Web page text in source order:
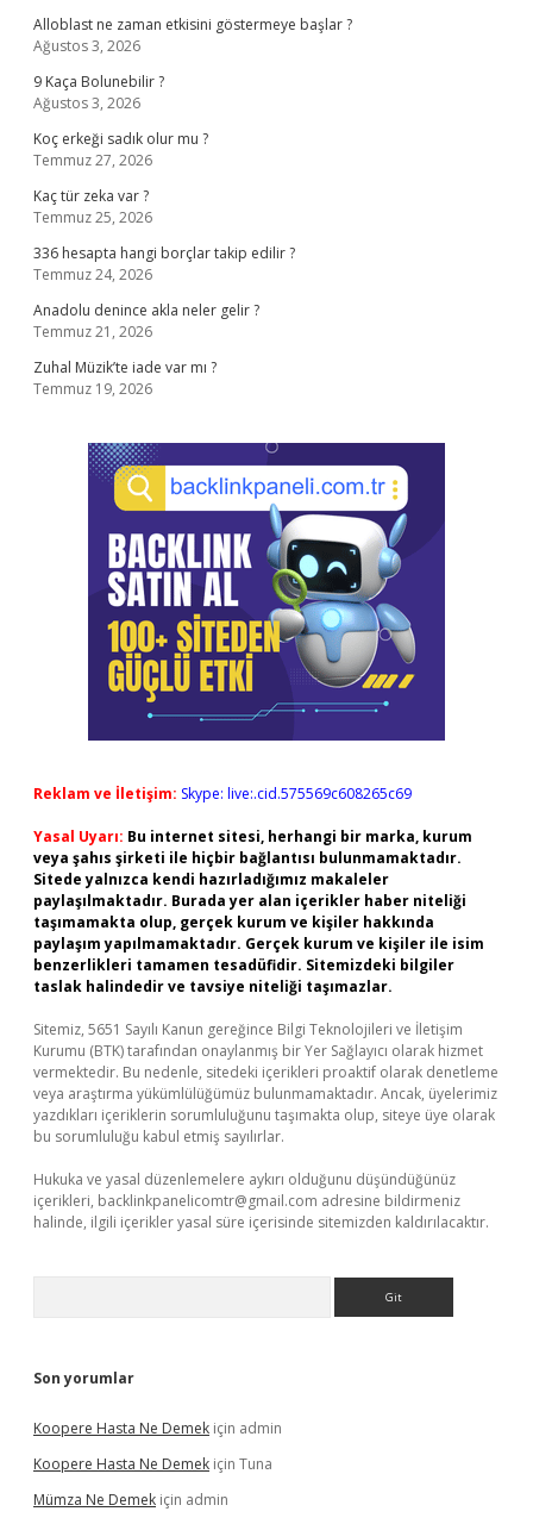
Alloblast ne zaman etkisini göstermeye başlar ?
Ağustos 3, 2026
9 Kaça Bolunebilir ?
Ağustos 3, 2026
Koç erkeği sadık olur mu ?
Temmuz 27, 2026
Kaç tür zeka var ?
Temmuz 25, 2026
336 hesapta hangi borçlar takip edilir ?
Temmuz 24, 2026
Anadolu denince akla neler gelir ?
Temmuz 21, 2026
Zuhal Müzik’te iade var mı ?
Temmuz 19, 2026
Reklam ve İletişim: Skype: live:.cid.575569c608265c69
Yasal Uyarı: Bu internet sitesi, herhangi bir marka, kurum
veya şahıs şirketi ile hiçbir bağlantısı bulunmamaktadır.
Sitede yalnızca kendi hazırladığımız makaleler
paylaşılmaktadır. Burada yer alan içerikler haber niteliği
taşımamakta olup, gerçek kurum ve kişiler hakkında
paylaşım yapılmamaktadır. Gerçek kurum ve kişiler ile isim
benzerlikleri tamamen tesadüfidir. Sitemizdeki bilgiler
taslak halindedir ve tavsiye niteliği taşımazlar.
Sitemiz, 5651 Sayılı Kanun gereğince Bilgi Teknolojileri ve İletişim
Kurumu (BTK) tarafından onaylanmış bir Yer Sağlayıcı olarak hizmet
vermektedir. Bu nedenle, sitedeki içerikleri proaktif olarak denetleme
veya araştırma yükümlülüğümüz bulunmamaktadır. Ancak, üyelerimiz
yazdıkları içeriklerin sorumluluğunu taşımakta olup, siteye üye olarak
bu sorumluluğu kabul etmiş sayılırlar.
Hukuka ve yasal düzenlemelere aykırı olduğunu düşündüğünüz
içerikleri, backlinkpanelicomtr@gmail.com adresine bildirmeniz
halinde, ilgili içerikler yasal süre içerisinde sitemizden kaldırılacaktır.
Son yorumlar
Koopere Hasta Ne Demek için admin
Koopere Hasta Ne Demek için Tuna
Mümza Ne Demek için admin